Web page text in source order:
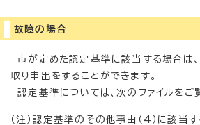
故障の場合
市が定めた認定基準に該当する場合は
取り申出をすることができます。
認定基準については、次のファイルをご
（注）認定基準のその他事由（4）に該当